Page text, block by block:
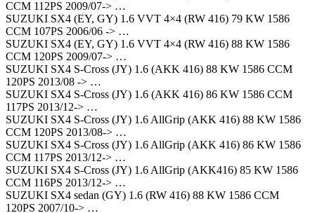
CCM 112PS 2009/07-> …
SUZUKI SX4 (EY, GY) 1.6 VVT 4×4 (RW 416) 79 KW 1586
CCM 107PS 2006/06 -> …
SUZUKI SX4 (EY, GY) 1.6 VVT 4×4 (RW 416) 88 KW 1586
CCM 120PS 2009/07-> …
SUZUKI SX4 S-Cross (JY) 1.6 (AKK 416) 88 KW 1586 CCM
120PS 2013/08 -> …
SUZUKI SX4 S-Cross (JY) 1.6 (AKK 416) 86 KW 1586 CCM
117PS 2013/12-> …
SUZUKI SX4 S-Cross (JY) 1.6 AllGrip (AKK 416) 88 KW 1586
CCM 120PS 2013/08-> …
SUZUKI SX4 S-Cross (JY) 1.6 AllGrip (AKK 416) 86 KW 1586
CCM 117PS 2013/12-> …
SUZUKI SX4 S-Cross (JY) 1.6 AllGrip (AKK416) 85 KW 1586
CCM 116PS 2013/12-> …
SUZUKI SX4 sedan (GY) 1.6 (RW 416) 88 KW 1586 CCM
120PS 2007/10-> …